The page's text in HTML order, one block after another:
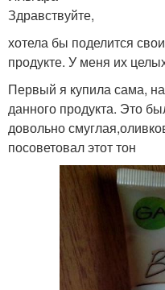
Здравствуйте,
хотела бы поделится
продукте. У меня их
Первый я купила сама,
данного продукта. Это
довольно
посоветовал этот тон